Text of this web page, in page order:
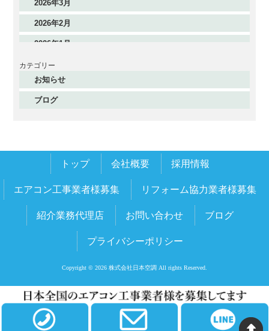
2026年3月
2026年2月
2026年1月
2025年12月
2025年11月
2025年10月
2025年7月
2025年6月
2025年2月
2025年1月
2024年12月
カテゴリー
お知らせ
ブログ
トップ 会社概要 採用情報
エアコン工事業者様募集 リフォーム協力業者様募集
紹介業務代理店 お問い合わせ ブログ
プライバシーポリシー
Copyright © 2026 株式会社日本空調 All rights Reserved.